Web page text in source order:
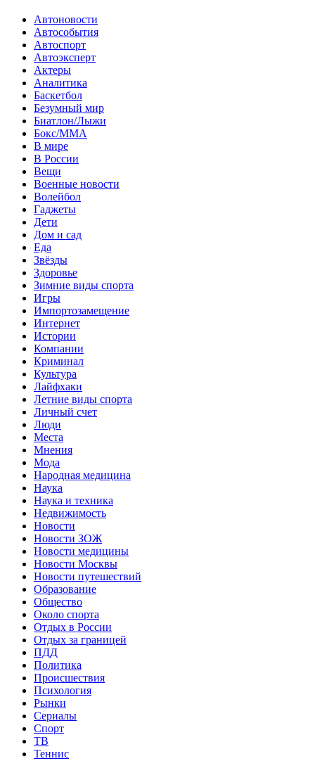
Автоновости
Автособытия
Автоспорт
Автоэксперт
Актеры
Аналитика
Баскетбол
Безумный мир
Биатлон/Лыжи
Бокс/MMA
В мире
В России
Вещи
Военные новости
Волейбол
Гаджеты
Дети
Дом и сад
Еда
Звёзды
Здоровье
Зимние виды спорта
Игры
Импортозамещение
Интернет
Истории
Компании
Криминал
Культура
Лайфхаки
Летние виды спорта
Личный счет
Люди
Места
Мнения
Мода
Народная медицина
Наука
Наука и техника
Недвижимость
Новости
Новости ЗОЖ
Новости медицины
Новости Москвы
Новости путешествий
Образование
Общество
Около спорта
Отдых в России
Отдых за границей
ПДД
Политика
Происшествия
Психология
Рынки
Сериалы
Спорт
ТВ
Теннис